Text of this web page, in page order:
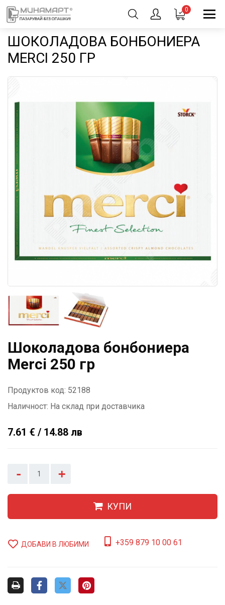
0
ШОКОЛАДОВА БОНБОНИЕРА
MERCI 250 ГР
Шоколадова бонбониера
Merci 250 гр
Продуктов код: 52188
Наличност: На склад при доставчика
7.61 € / 14.88 лв
- +
КУПИ
ДОБАВИ В ЛЮБИМИ +359 879 10 00 61